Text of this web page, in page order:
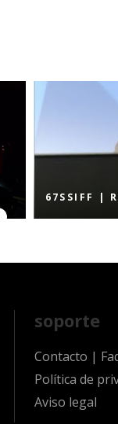
67SSIFF |
soporte
Contacto |
Política de
Aviso legal